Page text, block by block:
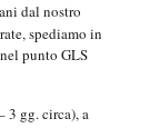
dal nostro
spediamo in
punto GLS
3 gg. circa), a